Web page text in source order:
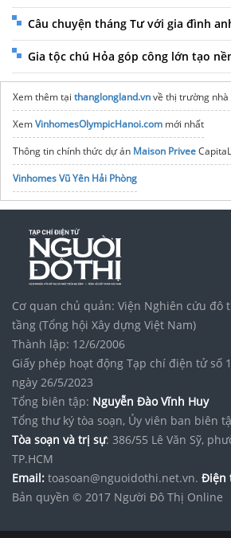
Câu chuyện tháng Tư với gia đình
Gia tộc chú Hỏa góp công lớn tạo
Xem thêm tại thanglongland.vnvề thị trường nhà
XemVinhomesOlympicHanoi.com mới nhất
Thông tin chính thức dự án Maison Privee
Vinhomes Vũ Yên Hải Phòng
Cơ quan chủ quản: Viện Nghiên cứu đô
tầng (Tổng hội Xây dựng Việt Nam)
Thành lập: 12/6/2006
Giấy phép hoạt động Tạp chí điện tử số
ngày 26/5/2023
Tổng biên tập: Nguyễn Đào Vĩnh Huy
Tổng thư ký tòa soạn, Ủy viên ban biên
Tòa soạn và trị sự: 386/55 Lê Văn Sỹ,
TP.HCM
Email: toasoan@nguoidothi.net.vn. Điện
Bản quyền © 2017 Người Đô Thị Online